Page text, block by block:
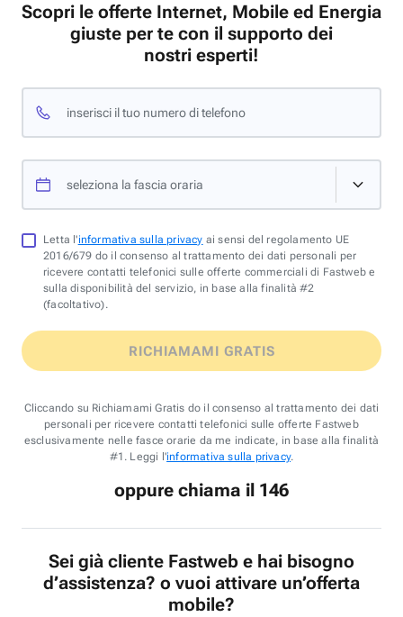
Scopri le offerte Internet, Mobile ed Energia
giuste per te con il supporto dei
nostri esperti!
inserisci il tuo numero di telefono
seleziona la fascia oraria
Letta l'informativa sulla privacy ai sensi del regolamento UE
2016/679 do il consenso al trattamento dei dati personali per
ricevere contatti telefonici sulle offerte commerciali di Fastweb e
sulla disponibilità del servizio, in base alla finalità #2
(facoltativo).
RICHIAMAMI GRATIS
Cliccando su Richiamami Gratis do il consenso al trattamento dei dati
personali per ricevere contatti telefonici sulle offerte Fastweb
esclusivamente nelle fasce orarie da me indicate, in base alla finalità
#1. Leggi l'informativa sulla privacy.
oppure chiama il 146
Sei già cliente Fastweb e hai bisogno
d’assistenza? o vuoi attivare un’offerta
mobile?